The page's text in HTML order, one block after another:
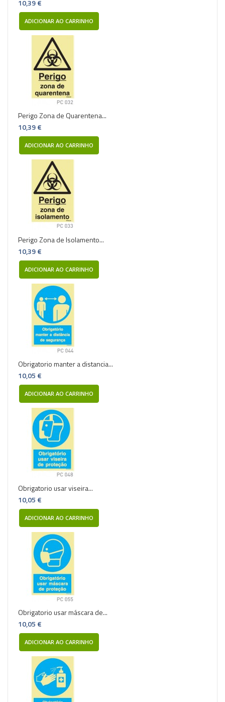
10,39 €
ADICIONAR AO CARRINHO
Perigo Zona de Quarentena...
10,39 €
ADICIONAR AO CARRINHO
Perigo Zona de Isolamento...
10,39 €
ADICIONAR AO CARRINHO
Obrigatorio manter a distancia...
10,05 €
ADICIONAR AO CARRINHO
Obrigatorio usar viseira...
10,05 €
ADICIONAR AO CARRINHO
Obrigatorio usar máscara de...
10,05 €
ADICIONAR AO CARRINHO